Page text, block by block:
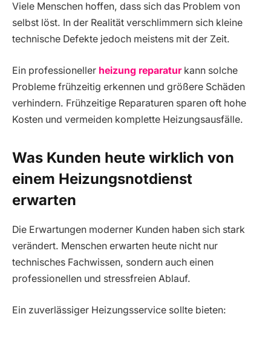
Viele Menschen hoffen, dass sich das Problem von
selbst löst. In der Realität verschlimmern sich kleine
technische Defekte jedoch meistens mit der Zeit.
Ein professioneller heizung reparaturkann solche
Probleme frühzeitig erkennen und größere Schäden
verhindern. Frühzeitige Reparaturen sparen oft hohe
Kosten und vermeiden komplette Heizungsausfälle.
Was Kunden heute wirklich von
einem Heizungsnotdienst
erwarten
Die Erwartungen moderner Kunden haben sich stark
verändert. Menschen erwarten heute nicht nur
technisches Fachwissen, sondern auch einen
professionellen und stressfreien Ablauf.
Ein zuverlässiger Heizungsservice sollte bieten: